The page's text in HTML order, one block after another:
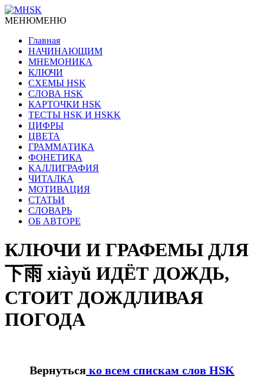
МЕНЮМЕНЮ
Главная
НАЧИНАЮЩИМ
МНЕМОНИКА
КЛЮЧИ
СХЕМЫ HSK
СЛОВА HSK
КАРТОЧКИ HSK
ТЕСТЫ HSK И HSKK
ЦИФРЫ
ЦВЕТА
ГРАММАТИКА
ФОНЕТИКА
КАЛЛИГРАФИЯ
ЧИТАЛКА
МОТИВАЦИЯ
СТАТЬИ
СЛОВАРЬ
ОБ АВТОРЕ
КЛЮЧИ И ГРАФЕМЫ ДЛЯ
下雨 xiàyǔ ИДЁТ ДОЖДЬ,
СТОИТ ДОЖДЛИВАЯ
ПОГОДА
Вернуться ко всем спискам слов HSK